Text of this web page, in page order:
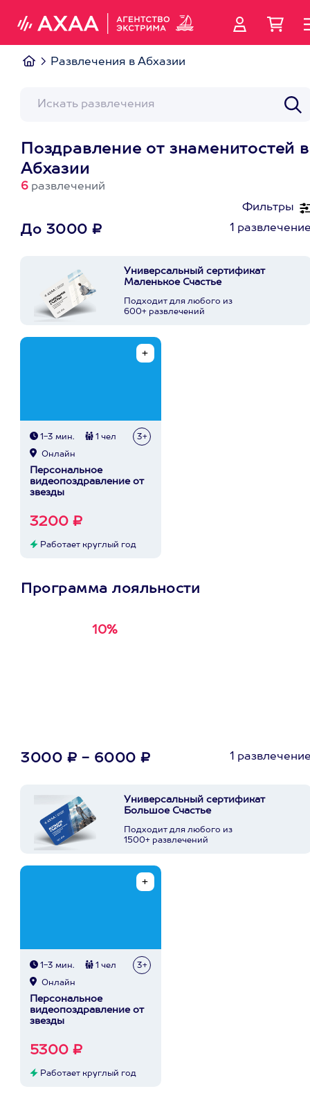
Развлечения в Абхазии
Поздравление от знаменитостей в
Абхазии
6 развлечений
Фильтры
До 3000 ₽ 1
Универсальный сертификат
Маленькое Счастье
Подходит для любого из
600+ развлечений
1-3 мин. 1 чел 3+
Онлайн
Персональное
видеопоздравление от
звезды
3200 ₽
Работает круглый год
Программа лояльности
10%
3000 ₽ - 6000 ₽ 1
Универсальный сертификат
Большое Счастье
Подходит для любого из
1500+ развлечений
1-3 мин. 1 чел 3+
Онлайн
Персональное
видеопоздравление от
звезды
5300 ₽
Работает круглый год